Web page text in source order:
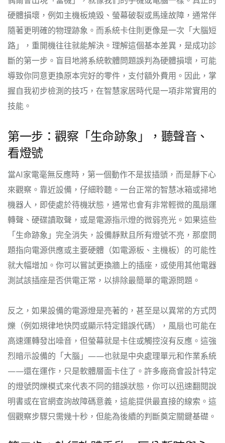
硬體損壞，例如主機板燒毀、螢幕破裂或馬達故障，通常伴
隨著更明確的物理跡象。而系統卡住則更像是一次「大腦短
路」，重開機往往就能解決。理解這個基本差異，是成功診
斷的第一步。盲目地將系統軟體問題誤判為硬體損壞，可能
導致你同意更換原本完好的零件，支付額外費用。因此，掌
握自我初步檢測的技巧，在智慧家居時代是一項非常實用的
技能。
第一步：觀察「生命跡象」，聽聲音、
看燈號
當AI家電毫無反應時，第一個動作不是拔插頭，而是靜下心
來觀察。靠近設備，仔細聆聽。一台正常的智慧冰箱或掃地
機器人，即使處於待機狀態，通常也會有非常輕微的風扇運
轉聲、硬碟讀取聲，或是電源指示燈的微弱亮光。如果這些
「生命跡象」完全消失，設備靜默且所有燈號不亮，那麼問
題指向電源供應或主要硬體（如電源板、主機板）的可能性
就大幅增加。你可以嘗試更換牆上的插座，或使用其他電器
測試該插座是否供電正常，以排除最簡單的電源問題。
反之，如果設備的電源燈是亮著的，甚至是以異常的方式閃
爍（例如規律地快閃或顯示特定錯誤代碼），風扇也可能在
高速運轉發出噪音，但螢幕就是卡住或觸控沒有反應。這強
烈暗示設備的「大腦」——也就是中央處理單元和作業系統
——還在運作，只是軟體層面卡住了。許多廠商會設計特定
的燈號閃爍模式來代表不同的錯誤狀態，你可以迅速翻閱說
明書或在官網查詢故障碼意義，這能提供最直接的線索。這
個觀察步驟只需幾十秒，但能為後續的判斷奠定關鍵基礎。